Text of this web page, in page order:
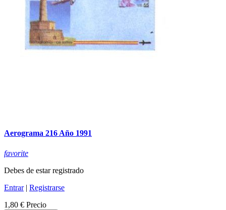
Aerograma 216 Año 1991
favorite
Debes de estar registrado
Entrar| Registrarse
1,80 € Precio